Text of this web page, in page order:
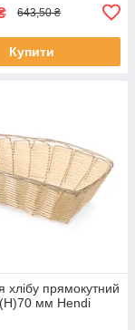
643,50 ₴
Купити
хлібу прямокутний
мм Hendi